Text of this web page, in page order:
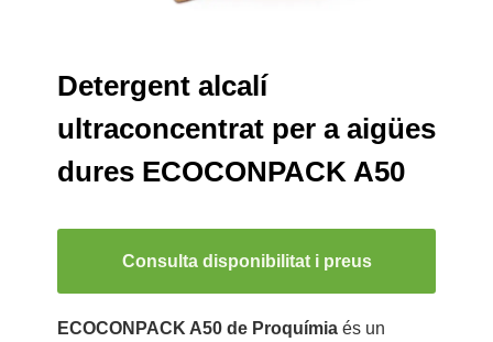
Detergent alcalí
ultraconcentrat per a aigües
dures ECOCONPACK A50
Consulta disponibilitat i preus
ECOCONPACK A50 de Proquímiaés un